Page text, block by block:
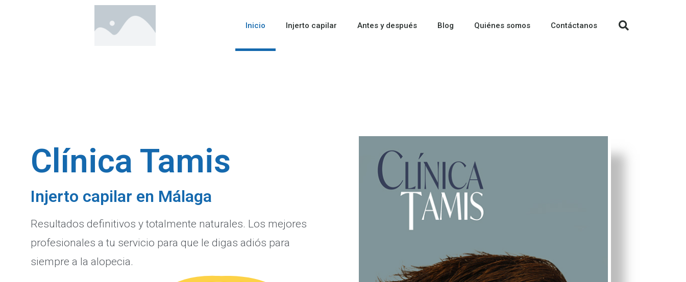
Inicio Injerto capilar Antes y después Blog Quiénes somos Contáctanos
Clínica Tamis
Injerto capilar en Málaga
Resultados definitivos y totalmente naturales. Los mejores
profesionales a tu servicio para que le digas adiós para
siempre a la alopecia.